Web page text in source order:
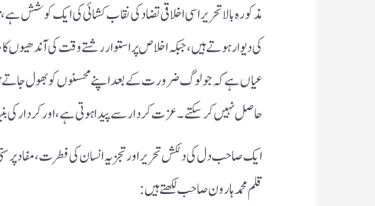
مذکورہ بالا تحریر اسی اخلاقی تضاد کی نقاب کشائی کی ایک کوشش
کی دیوار ہوتے ہیں، جبکہ اخلاص پر استوار رشتے وقت کی
عیاں ہے کہ جو لوگ ضرورت کے بعد اپنے محسنوں کو بھول جاتے
حاصل نہیں کر سکتے۔ عزت کردار سے پیدا ہوتی ہے، اور کردار کی
ایک صاحب دل کی دلکش تحریر اور تجزیہ انسان کی فطرت، مفاد
قلم محمد ہارون صاحب لکھتے ہیں: